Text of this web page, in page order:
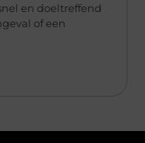
en doeltreffend
of een